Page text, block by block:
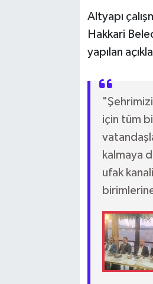
Altyapı
Hakkari
yapılan
için tüm
kalmaya
ufak